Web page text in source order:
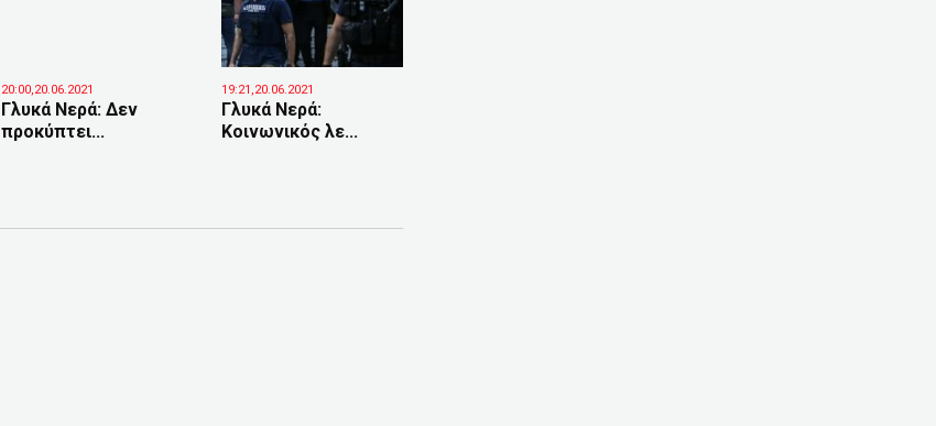
20:00,20.06.2021
Γλυκά Νερά: Δεν
προκύπτει...
19:21,20.06.2021
Γλυκά Νερά:
Κοινωνικός λε...